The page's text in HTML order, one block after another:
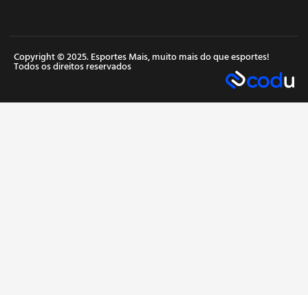
Copyright © 2025. Esportes Mais, muito mais do que esportes!
Todos os direitos reservados